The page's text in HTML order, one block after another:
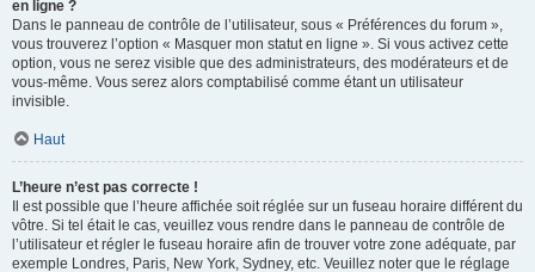
en ligne ?
Dans le panneau de contrôle de l’utilisateur, sous « Préférences du forum »,
vous trouverez l’option « Masquer mon statut en ligne ». Si vous activez cette
option, vous ne serez visible que des administrateurs, des modérateurs et de
vous-même. Vous serez alors comptabilisé comme étant un utilisateur
invisible.
Haut
L’heure n’est pas correcte !
Il est possible que l’heure affichée soit réglée sur un fuseau horaire différent du
vôtre. Si tel était le cas, veuillez vous rendre dans le panneau de contrôle de
l’utilisateur et régler le fuseau horaire afin de trouver votre zone adéquate, par
exemple Londres, Paris, New York, Sydney, etc. Veuillez noter que le réglage